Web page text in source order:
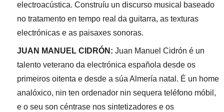
electroacústica. Construíu un discurso musical baseado
no tratamento en tempo real da guitarra, as texturas
electrónicas e as paisaxes sonoras.
JUAN MANUEL CIDRÓN: Juan Manuel Cidrón é un
talento veterano da electrónica española desde os
primeiros oitenta e desde a súa Almería natal. É un home
analóxico, nin ten ordenador nin sequera teléfono móbil,
e o seu son céntrase nos sintetizadores e os